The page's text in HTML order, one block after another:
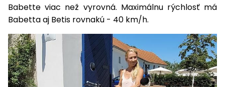
a rosiče
Príslušenstvo
Babette viac než vyrovná. Maximálnu rýchlosť má
Babetta aj Betis rovnakú - 40 km/h.